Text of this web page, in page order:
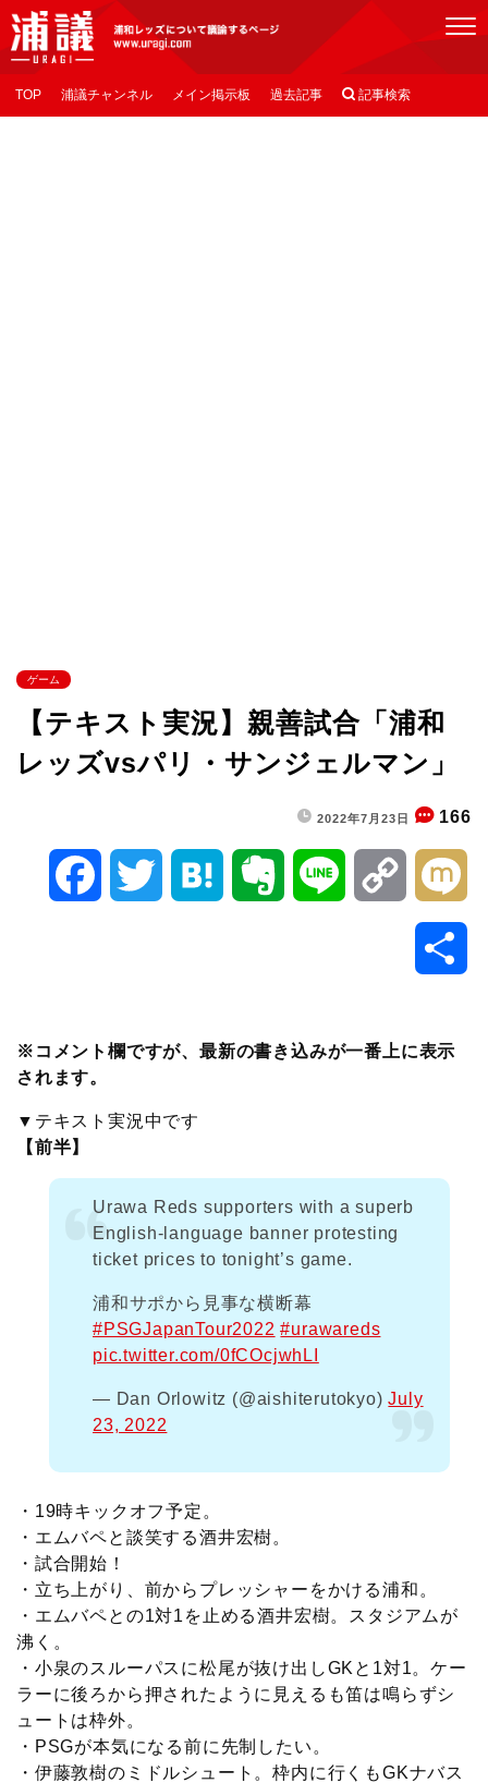
[浦議]浦和レッズについて議論するページ
TOP 浦議チャンネル メイン掲示板 過去記事  記事検索
ゲーム
【テキスト実況】親善試合「浦和
レッズvsパリ・サンジェルマン」
2022年7月23日 166
k e
o
※コメント欄ですが、最新の書き込みが一番上に表示
されます。
▼テキスト実況中です
【前半】
Urawa Reds supporters with a superb
English-language banner protesting
ticket prices to tonight’s game.
浦和サポから見事な横断幕
#PSGJapanTour2022 #urawareds
pic.twitter.com/0fCOcjwhLI
— Dan Orlowitz (@aishiterutokyo)July
23, 2022
・19時キックオフ予定。
・エムバペと談笑する酒井宏樹。
・試合開始！
・立ち上がり、前からプレッシャーをかける浦和。
・エムバペとの1対1を止める酒井宏樹。スタジアムが
沸く。
・小泉のスルーパスに松尾が抜け出しGKと1対1。ケー
ラーに後ろから押されたように見えるも笛は鳴らずシ
ュートは枠外。
・PSGが本気になる前に先制したい。
・伊藤敦樹のミドルシュート。枠内に行くもGKナバス